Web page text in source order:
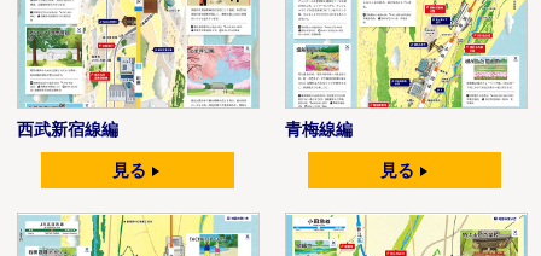
西武新宿線編
見る
青梅線編
見る